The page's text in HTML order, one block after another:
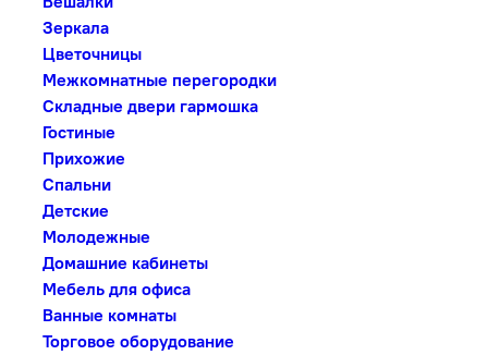
Зеркала
Цветочницы
Межкомнатные перегородки
Складные двери гармошка
Гостиные
Прихожие
Спальни
Детские
Молодежные
Домашние кабинеты
Мебель для офиса
Ванные комнаты
Торговое оборудование